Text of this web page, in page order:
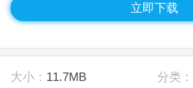
立即下载
大小： 11.7MB 分类：